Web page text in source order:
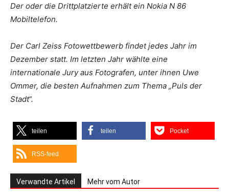
Der oder die Drittplatzierte erhält ein Nokia N 86
Mobiltelefon.
Der Carl Zeiss Fotowettbewerb findet jedes Jahr im
Dezember statt. Im letzten Jahr wählte eine
internationale Jury aus Fotografen, unter ihnen Uwe
Ommer, die besten Aufnahmen zum Thema „Puls der
Stadt“.
teilen teilen Pocket
RSS-feed
Verwandte Artikel Mehr vom Autor